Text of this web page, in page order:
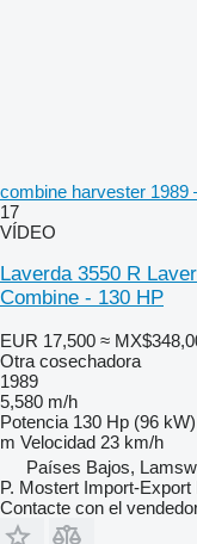
combine harvester 1989
17
VÍDEO
Laverda 3550 R
Combine - 130 HP
EUR 17,500 ≈
Otra cosechadora
1989
5,580 m/h
Potencia 130 Hp (96 kW)
m Velocidad 23 km/h
Países Bajos,
P. Mostert Import-Export
Contacte con el